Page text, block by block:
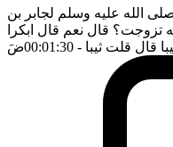
الله عليه وسلم لجابر بن
تزوجت؟ قال نعم قال ابكرا
قال قلت ثيبا - 00:01:30 ضَ